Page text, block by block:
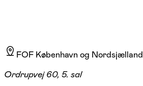
FOF København og Nordsjælland
Ordrupvej 60, 5. sal